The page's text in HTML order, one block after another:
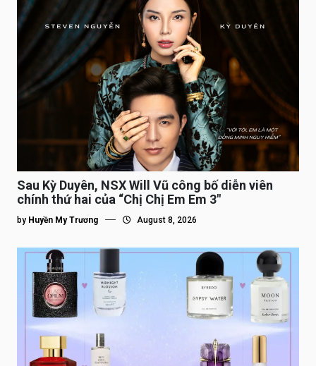
Sau Kỳ Duyên, NSX Will Vũ công bố diễn viên
chính thứ hai của “Chị Chị Em Em 3″
by Huyền My Trương August 8, 2026